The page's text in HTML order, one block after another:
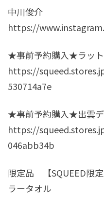
中川俊介
https://
★事前予約購入★ラッ
https://
530714a7e
★事前予約購入★出雲
https://
046abb34b
限定品 【SQUEED限
ラータオル